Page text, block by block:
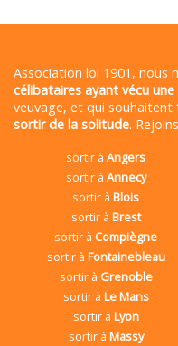
Association loi 1901, nous
célibataires ayant vécu
veuvage, et qui souhaitent
sortir de la solitude.
sortir àAngers
sortir à Annecy
sortir àBlois
sortir à Brest
sortir à Compiègne
sortir à Fontainebleau
sortir à Grenoble
sortir à Le Mans
sortir à Lyon
sortir à Massy